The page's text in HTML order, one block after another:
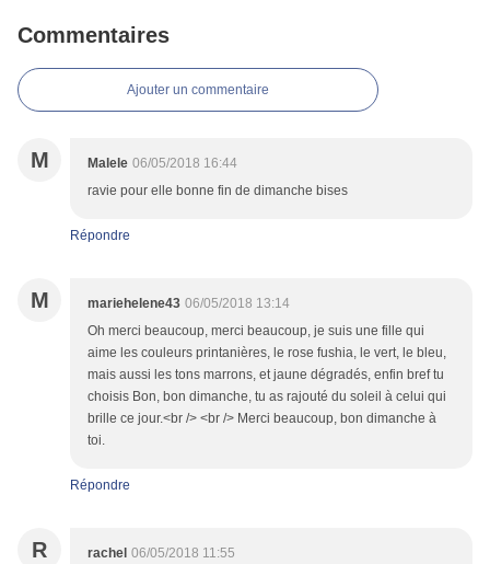
Commentaires
Ajouter un commentaire
M Malele 06/05/2018 16:44
ravie pour elle bonne fin de dimanche bises
Répondre
M mariehelene43 06/05/2018 13:14
Oh merci beaucoup, merci beaucoup, je suis une fille qui
aime les couleurs printanières, le rose fushia, le vert, le bleu,
mais aussi les tons marrons, et jaune dégradés, enfin bref tu
choisis Bon, bon dimanche, tu as rajouté du soleil à celui qui
brille ce jour.<br /> <br /> Merci beaucoup, bon dimanche à
toi.
Répondre
R rachel 06/05/2018 11:55